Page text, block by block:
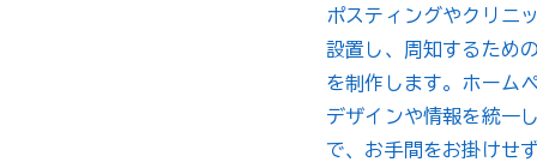
ポスティングやクリニ
設置し、周知するため
を制作します。ホーム
デザインや情報を統一
で、お手間をお掛けせ